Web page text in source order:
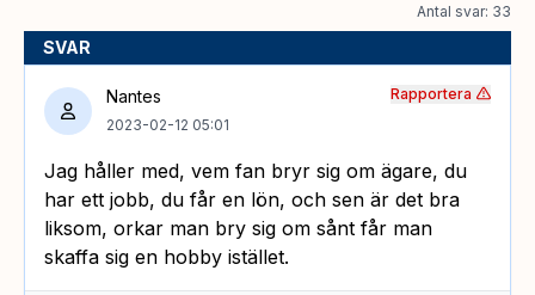
Antal svar: 33
SVAR
Nantes
2023-02-12 05:01
Jag håller med, vem fan bryr sig om ägare, du
har ett jobb, du får en lön, och sen är det bra
liksom, orkar man bry sig om sånt får man
skaffa sig en hobby istället.
Rapportera